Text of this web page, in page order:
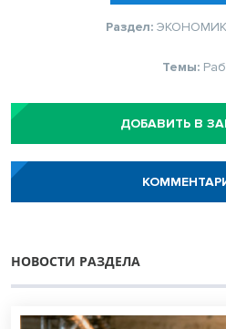
Раздел:
Темы:
ДОБАВИТЬ В
НОВОСТИ РАЗДЕЛА